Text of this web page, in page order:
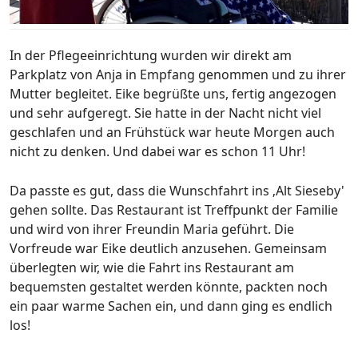
In der Pflegeeinrichtung wurden wir direkt am
Parkplatz von Anja in Empfang genommen und zu ihrer
Mutter begleitet. Eike begrüßte uns, fertig angezogen
und sehr aufgeregt. Sie hatte in der Nacht nicht viel
geschlafen und an Frühstück war heute Morgen auch
nicht zu denken. Und dabei war es schon 11 Uhr!
Da passte es gut, dass die Wunschfahrt ins ‚Alt Sieseby'
gehen sollte. Das Restaurant ist Treffpunkt der Familie
und wird von ihrer Freundin Maria geführt. Die
Vorfreude war Eike deutlich anzusehen. Gemeinsam
überlegten wir, wie die Fahrt ins Restaurant am
bequemsten gestaltet werden könnte, packten noch
ein paar warme Sachen ein, und dann ging es endlich
los!